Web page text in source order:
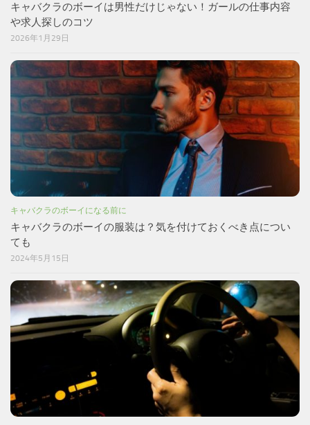
キャバクラのボーイは男性だけじゃない！ガールの仕事内容
や求人探しのコツ
2026年1月29日
キャバクラのボーイになる前に
キャバクラのボーイの服装は？気を付けておくべき点につい
ても
2024年5月15日